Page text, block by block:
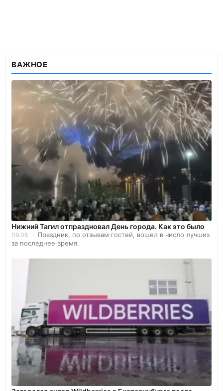
ВАЖНОЕ
Нижний Тагил отпраздновал День города. Как это было
09.08
Праздник, по отзывам гостей, вошел в число лучших
за последнее время.